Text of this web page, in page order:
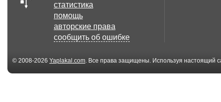
статистика
помощь
авторские права
сообщить об ошибке
© 2008-2026 Yaplakal.com. Все права защищены. Используя настоящий